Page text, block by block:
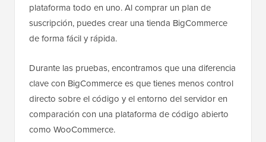
plataforma todo en uno. Al comprar un plan de
suscripción, puedes crear una tienda BigCommerce
de forma fácil y rápida.
Durante las pruebas, encontramos que una diferencia
clave con BigCommerce es que tienes menos control
directo sobre el código y el entorno del servidor en
comparación con una plataforma de código abierto
como WooCommerce.